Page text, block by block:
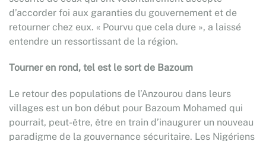
d’accorder foi aux garanties du gouvernement et de
retourner chez eux. « Pourvu que cela dure », a laissé
entendre un ressortissant de la région.
Tourner en rond, tel est le sort de Bazoum
Le retour des populations de l’Anzourou dans leurs
villages est un bon début pour Bazoum Mohamed qui
pourrait, peut-être, être en train d’inaugurer un nouveau
paradigme de la gouvernance sécuritaire. Les Nigériens